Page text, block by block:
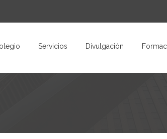
Servicios Divulgación